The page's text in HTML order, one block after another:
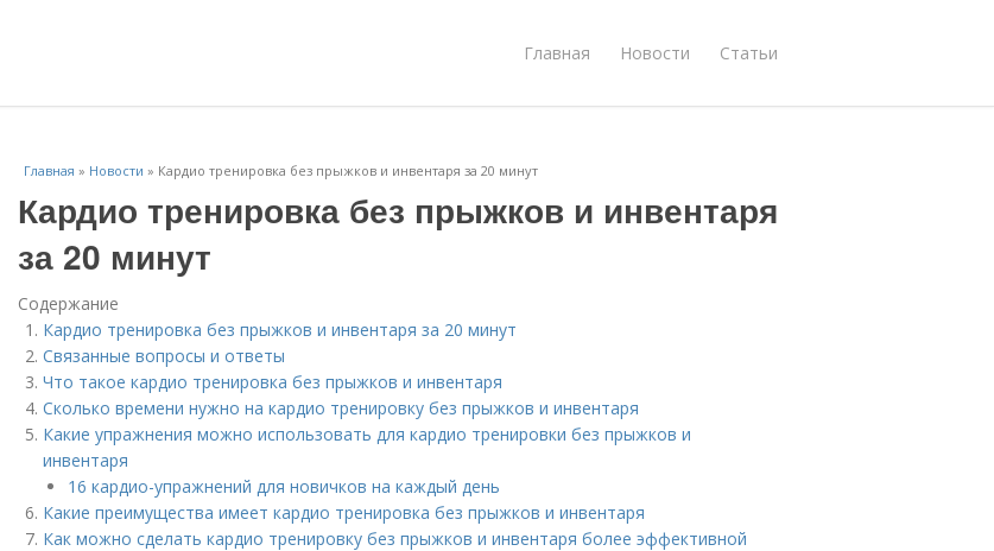
Главная Новости Статьи
Главная » Новости » Кардио тренировка без прыжков и инвентаря за 20 минут
Кардио тренировка без прыжков и инвентаря
за 20 минут
Содержание
Кардио тренировка без прыжков и инвентаря за 20 минут
Связанные вопросы и ответы
Что такое кардио тренировка без прыжков и инвентаря
Сколько времени нужно на кардио тренировку без прыжков и инвентаря
Какие упражнения можно использовать для кардио тренировки без прыжков и
инвентаря
16 кардио-упражнений для новичков на каждый день
Какие преимущества имеет кардио тренировка без прыжков и инвентаря
Как можно сделать кардио тренировку без прыжков и инвентаря более эффективной